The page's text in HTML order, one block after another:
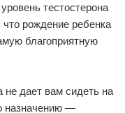
тестостерона
рождение ребенка
благоприятную
не дает вам сидеть на
назначению —